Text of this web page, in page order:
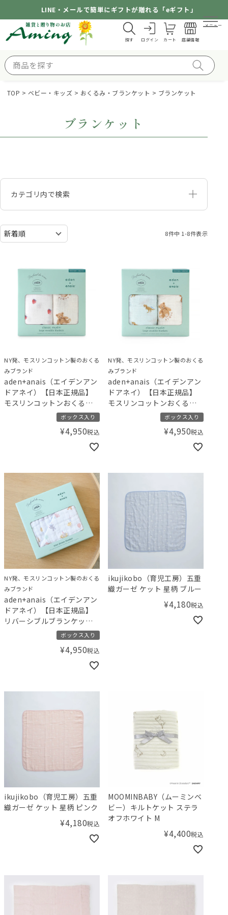
LINE・メールで簡単にギフトが贈れる「eギフト」
探す ログイン カート 店舗情報
メニュー
TOP ベビー・キッズ おくるみ・ブランケット ブランケット
ブランケット
カテゴリ内で検索
8件中 1-8件表示
NY発、モスリンコットン製のおくる
みブランド
aden+anais（エイデンアン
ドアネイ）【日本正規品】
モスリンコットンおくるみ 2
枚セット gelato pique ジェ
ラートピケ ストロベリー･ベ
ボックス入り
¥4,950税込
NY発、モスリンコットン製のおくる
みブランド
aden+anais（エイデンアン
ドアネイ）【日本正規品】
モスリンコットンおくるみ 2
枚セット gelato pique ジェ
ラートピケ ダイナソー･ベア
ボックス入り
¥4,950税込
NY発、モスリンコットン製のおくる
みブランド
aden+anais（エイデンアン
ドアネイ）【日本正規品】
リバーシブルブランケット･
ミニ 1枚 gelato pique ジェ
ラートピケ アニバーサリー･
ボックス入り
¥4,950税込
ikujikobo（育児工房）五重
織ガーゼ ケット 星柄 ブルー
¥4,180税込
ikujikobo（育児工房）五重
織ガーゼ ケット 星柄 ピンク
¥4,180税込
MOOMINBABY（ムーミンベ
ビー）キルトケット ステラ
オフホワイト M
¥4,400税込